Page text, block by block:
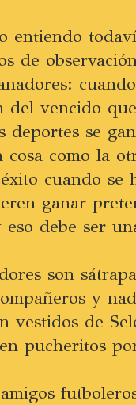
entiendo
de
del vencido
deportes se
cosa como la
cuando se
ganar
debe ser
son
y
vestidos de
pucheritos